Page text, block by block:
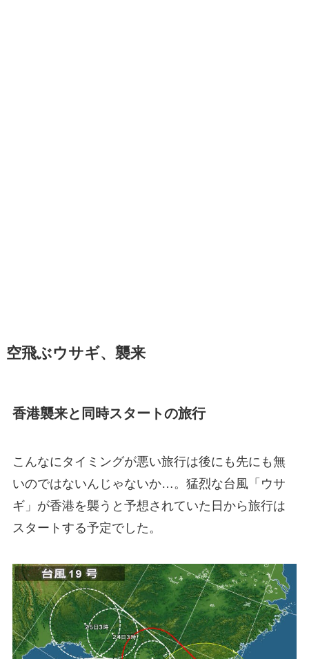
空飛ぶウサギ、襲来
香港襲来と同時スタートの旅行
こんなにタイミングが悪い旅行は後にも先にも無
いのではないんじゃないか…。猛烈な台風「ウサ
ギ」が香港を襲うと予想されていた日から旅行は
スタートする予定でした。